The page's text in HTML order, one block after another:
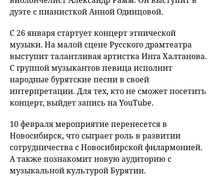
дуэте с пианисткой Анной Одинцовой.
С 26 января стартует концерт этнической
музыки. На малой сцене Русского драмтеатра
выступит талантливая артистка Инга Халтанова.
С группой музыкантов певица исполнит
народные бурятские песни в своей
интерпретации. Для тех, кто не сможет посетить
концерт, выйдет запись на YouTube.
10 февраля мероприятие перенесется в
Новосибирск, что сыграет роль в развитии
сотрудничества с Новосибирской филармонией.
А также познакомит новую аудиторию с
музыкальной культурой Бурятии.